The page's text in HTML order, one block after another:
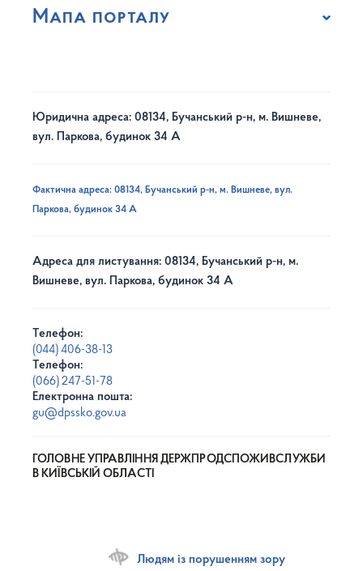
Мапа порталу
Юридична адреса: 08134, Бучанський р-н, м. Вишневе,
вул. Паркова, будинок 34 А
Фактична адреса: 08134, Бучанський р-н, м. Вишневе, вул.
Паркова, будинок 34 А
Адреса для листування: 08134, Бучанський р-н, м.
Вишневе, вул. Паркова, будинок 34 А
Телефон:
(044) 406-38-13
Телефон:
(066) 247-51-78
Електронна пошта:
gu@dpssko.gov.ua
ГОЛОВНЕ УПРАВЛІННЯ ДЕРЖПРОДСПОЖИВСЛУЖБИ
В КИЇВСЬКІЙ ОБЛАСТІ
Людям із порушенням зору